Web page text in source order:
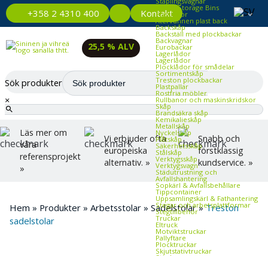
+358 2 4310 400 KontaktPlastic Storage Bins
Plastlådor
Återvunnen plast back
Backskåp
Backställ med plockbackar
Backvagnar
Eurobackar
Lagerlådor
Lagerlådor
Plocklådor för smådelar
Sortimentskåp
Treston plockbackar
Plastpallar
Rostfria möbler
Rullbanor och maskinskridskor
Skåp
Brandsäkra skåp
Kemikalieskåp
Metallskåp
Nyckelskåp
Plåtskåp
Säkerhetsskåp
Stålskåp
Verktygsskåp
Verktygsvagn
Städutrustning och
Avfallshantering
Sopkärl & Avfallsbehållare
Tippcontainer
Uppsamlingskärl & Fathantering
Stegar och arbetsplattformar
Stegtillbehör
Truckar
Eltruck
Motviktstruckar
Pallyftare
Plocktruckar
Skjutstativtruckar
25,5 % ALV
Sök produkter
×
Läs mer om
våra
referensprojekt
»
Vi erbjuder ofta
europeiska
alternativ. »
Snabb och
förstklassig
kundservice. »
Hem » Produkter » Arbetsstolar » Sadelstolar»Treston
sadelstolar